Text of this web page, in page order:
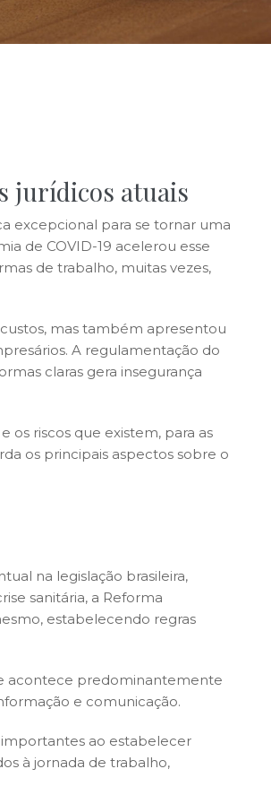
jurídicos atuais
excepcional para se tornar uma
de COVID-19 acelerou esse
de trabalho, muitas vezes,
mas também apresentou
A regulamentação do
claras gera insegurança
os riscos que existem, para as
os principais aspectos sobre o
na legislação brasileira,
sanitária, a Reforma
estabelecendo regras
acontece predominantemente
e comunicação.
ao estabelecer
à jornada de trabalho,